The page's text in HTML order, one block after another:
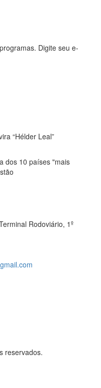
Digite seu e-
“Hélder Leal”
dos 10 países "mais
Rodoviário, 1º
reservados.